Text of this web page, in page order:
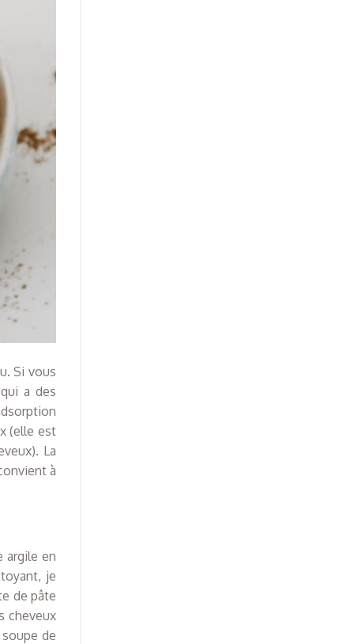
Si vous
a des
(elle est
La
à
argile en
je
de pâte
cheveux
de